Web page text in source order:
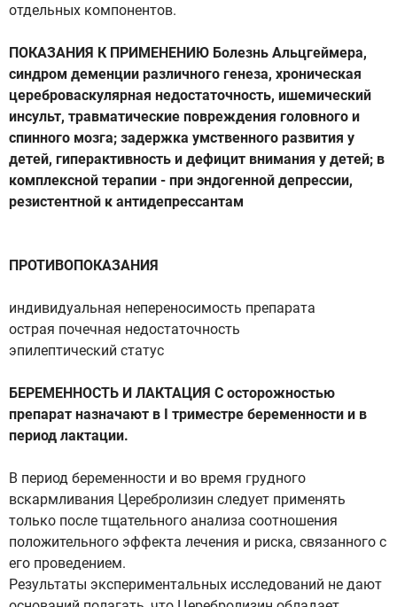
отдельных компонентов.
ПОКАЗАНИЯ К ПРИМЕНЕНИЮ Болезнь Альцгеймера,
синдром деменции различного генеза, хроническая
цереброваскулярная недостаточность, ишемический
инсульт, травматические повреждения головного и
спинного мозга; задержка умственного развития у
детей, гиперактивность и дефицит внимания у детей; в
комплексной терапии - при эндогенной депрессии,
резистентной к антидепрессантам
ПРОТИВОПОКАЗАНИЯ
индивидуальная непереносимость препарата
острая почечная недостаточность
эпилептический статус
БЕРЕМЕННОСТЬ И ЛАКТАЦИЯ С осторожностью
препарат назначают в I триместре беременности и в
период лактации.
В период беременности и во время грудного
вскармливания Церебролизин следует применять
только после тщательного анализа соотношения
положительного эффекта лечения и риска, связанного с
его проведением.
Результаты экспериментальных исследований не дают